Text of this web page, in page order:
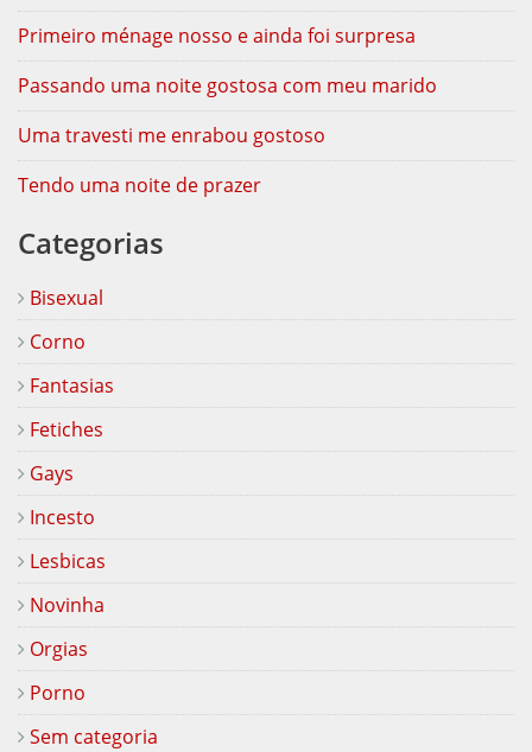
Primeiro ménage nosso e ainda foi surpresa
Passando uma noite gostosa com meu marido
Uma travesti me enrabou gostoso
Tendo uma noite de prazer
Categorias
Bisexual
Corno
Fantasias
Fetiches
Gays
Incesto
Lesbicas
Novinha
Orgias
Porno
Sem categoria